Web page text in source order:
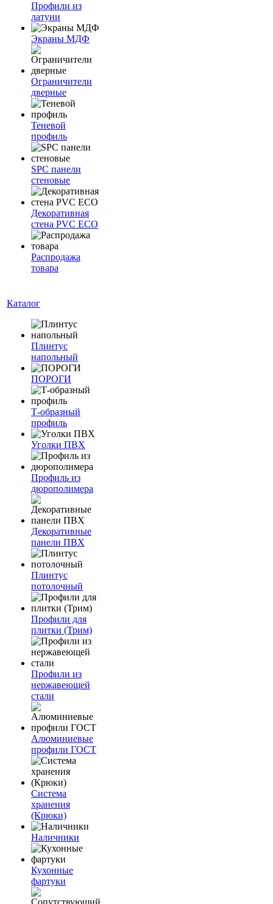
Профили из
латуни
Экраны МДФ
Ограничители
дверные
Теневой
профиль
SPC панели
стеновые
Декоративная
стена PVC ECO
Распродажа
товара
Каталог
Плинтус
напольный
ПОРОГИ
Т-образный
профиль
Уголки ПВХ
Профиль из
дюрополимера
Декоративные
панели ПВХ
Плинтус
потолочный
Профили для
плитки (Трим)
Профили из
нержавеющей
стали
Алюминиевые
профили ГОСТ
Система
хранения
(Крюки)
Наличники
Кухонные
фартуки